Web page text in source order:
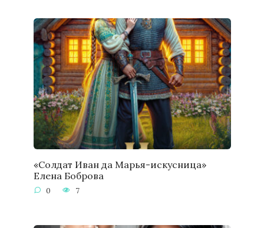
«Солдат Иван да Марья-искусница»
Елена Боброва
0 7